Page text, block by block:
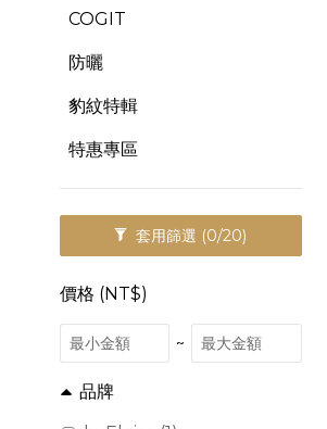
COGIT
防曬
豹紋特輯
特惠專區
套用篩選 (0/20)
價格 (NT$)
~
品牌